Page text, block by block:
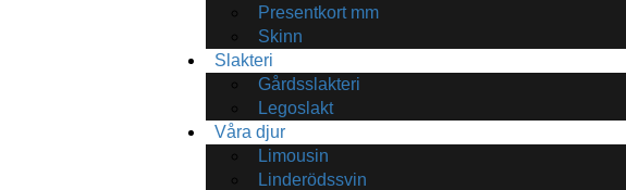
Presentkort mm
Skinn
Slakteri
Gårdsslakteri
Legoslakt
Våra djur
Limousin
Linderödssvin